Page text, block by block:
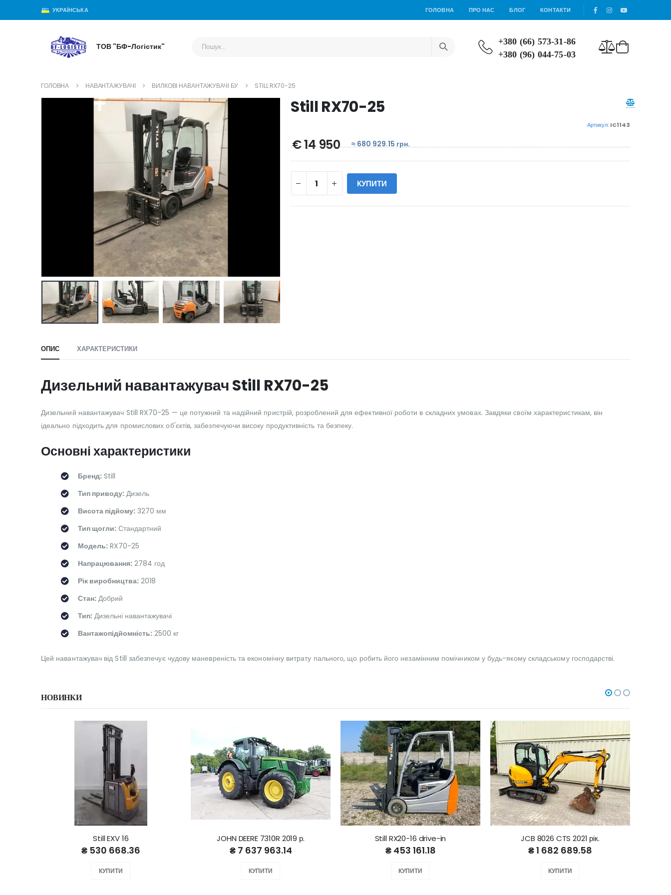
УКРАЇНСЬКА ГОЛОВНА ПРО НАС БЛОГ КОНТАКТИ
ТОВ "БФ-Логістик"
+380 (66) 573-31-86
+380 (96) 044-75-03
ГОЛОВНА НАВАНТАЖУВАЧІ ВИЛКОВІ НАВАНТАЖУВАЧІ БУ STILL RX70-25
Still RX70-25
Артикул: IC1143
€ 14 950 ≈ 680 929.15 грн.
КУПИТИ
ОПИС ХАРАКТЕРИСТИКИ
Дизельний навантажувач Still RX70-25
Дизельний навантажувач Still RX70-25 — це потужний та надійний пристрій, розроблений для ефективної роботи в складних умовах. Завдяки своїм характеристикам, він
ідеально підходить для промислових об'єктів, забезпечуючи високу продуктивність та безпеку.
Основні характеристики
Бренд: Still
Тип приводу: Дизель
Висота підйому: 3270 мм
Тип щогли: Стандартний
Модель: RX70-25
Напрацювання: 2784 год
Рік виробництва: 2018
Стан: Добрий
Тип: Дизельні навантажувачі
Вантажопідйомність: 2500 кг
Цей навантажувач від Still забезпечує чудову маневреність та економічну витрату пального, що робить його незамінним помічником у будь-якому складському господарстві.
НОВИНКИ
Still EXV 16
₴ 530 668.36
КУПИТИ
JOHN DEERE 7310R 2019 р.
₴ 7 637 963.14
КУПИТИ
Still RX20-16 drive-in
₴ 453 161.18
КУПИТИ
JCB 8026 CTS 2021 рік.
₴ 1 682 689.58
КУПИТИ